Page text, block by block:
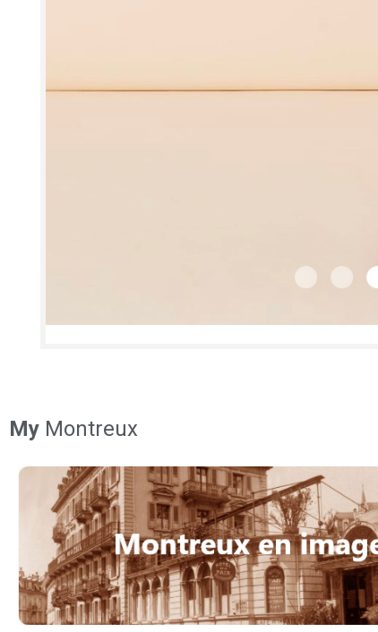
My Montreux